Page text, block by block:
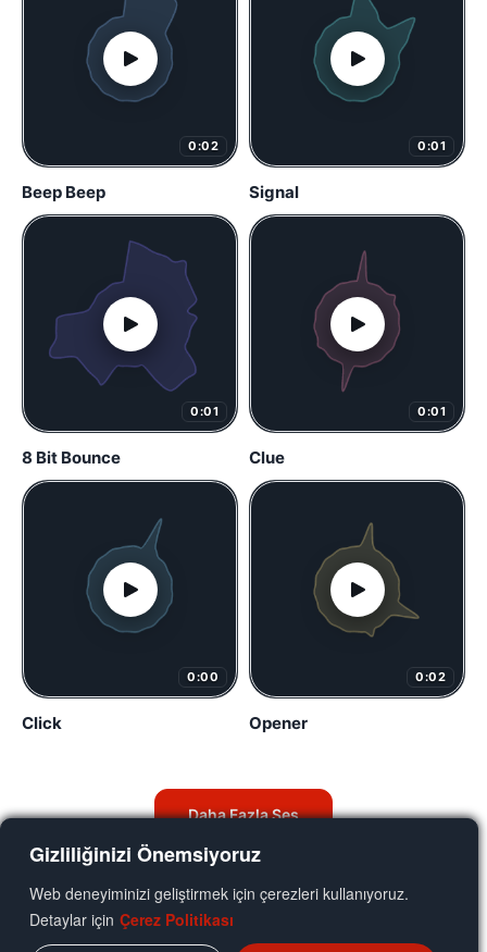
Gizliliğinizi Önemsiyoruz
Web deneyiminizi geliştirmek için çerezleri kullanıyoruz.
Detaylar için Çerez Politikası
0:02
Beep Beep
0:01
Signal
0:01
8 Bit Bounce
0:01
Clue
0:00
Click
0:02
Opener
Daha Fazla Ses